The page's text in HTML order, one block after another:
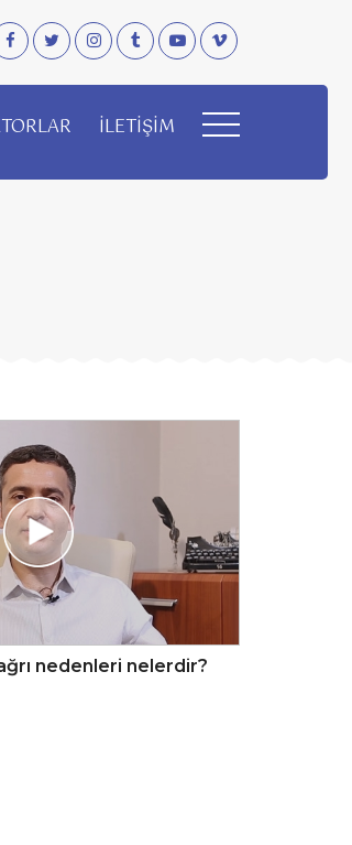
İLETİŞİM
nedenleri nelerdir?